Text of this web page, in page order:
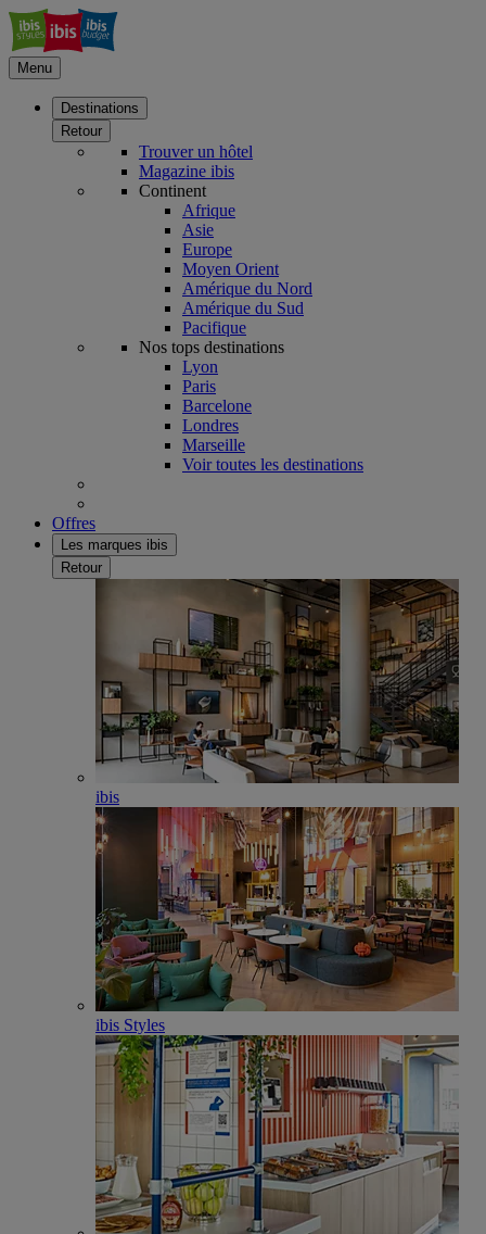
Menu
Destinations
Retour
Trouver un hôtel
Magazine ibis
Continent
Afrique
Asie
Europe
Moyen Orient
Amérique du Nord
Amérique du Sud
Pacifique
Nos tops destinations
Lyon
Paris
Barcelone
Londres
Marseille
Voir toutes les destinations
Offres
Les marques ibis
Retour
ibis
ibis Styles